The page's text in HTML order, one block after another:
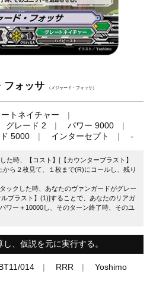
フォッサ （メジャード・フォッサ）
トネイチャー
グレード 2
パワー 9000
5000 インターセプト -
た時、【コスト】[【カウンターブラスト】
ら２枚見て、１枚まで(R)にコールし、残り
ックした時、あなたのヴァンガードがグレー
ブラスト】(1)]することで、あなたのリアガ
ワー＋10000し、そのターン終了時、そのユ
、仮説を元に実行する。
014 RRR Yoshimo